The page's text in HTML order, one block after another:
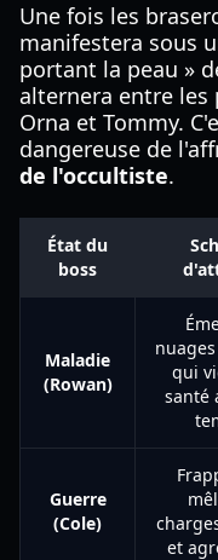
Une fois les
manifestera sous
portant la peau »
alternera entre les
Orna et Tommy.
dangereuse de
de l'occultiste.
État du
boss
Maladie
(Rowan)
qui
santé
Guerre
(Cole)
et